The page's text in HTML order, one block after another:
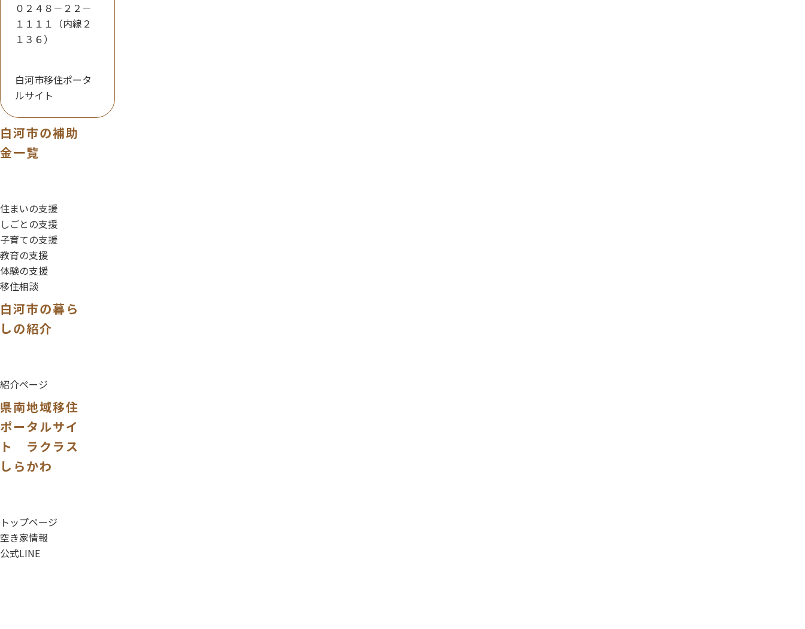
０２４８－２２－
１１１１（内線２
１３６）
白河市移住ポータ
ルサイト
白河市の補助
金一覧
住まいの支援
しごとの支援
子育ての支援
教育の支援
体験の支援
移住相談
白河市の暮ら
しの紹介
紹介ページ
県南地域移住
ポータルサイ
ト ラクラス
しらかわ
トップページ
空き家情報
公式LINE